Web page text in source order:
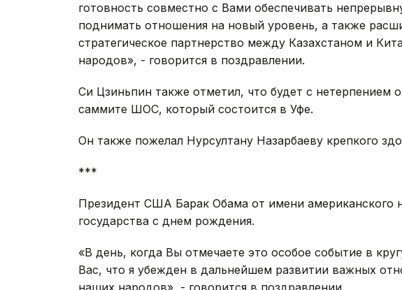
готовность совместно с Вами обеспечивать
поднимать отношения на новый уровень, а также
стратегическое партнерство между Казахстаном и
народов», - говорится в поздравлении.
Си Цзиньпин также отметил, что будет с нетерпением
саммите ШОС, который состоится в Уфе.
Он также пожелал Нурсултану Назарбаеву крепкого
***
Президент США Барак Обама от имени американского
государства с днем рождения.
«В день, когда Вы отмечаете это особое событие в
Вас, что я убежден в дальнейшем развитии важных